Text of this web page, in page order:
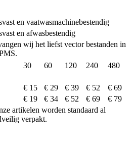
en vaatwasmachinebestendig
en afwasbestendig
wij het liefst vector bestanden in
30 60 120 240 480
€ 15 € 29 € 39 € 52
€ 69
€ 19 € 34 € 52 € 69
€ 79
artikelen worden standaard al
verpakt.